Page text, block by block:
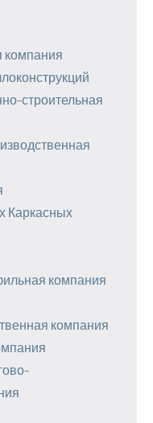
компания
строительная
Каркасных
компания
компания